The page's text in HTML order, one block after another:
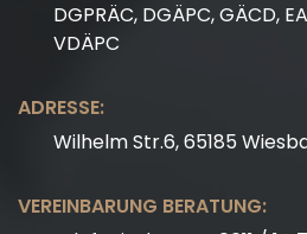
DGPRÄC, DGÄPC, GÄCD,
VDÄPC
ADRESSE:
Wilhelm Str.6, 65185
VEREINBARUNG BERATUNG: